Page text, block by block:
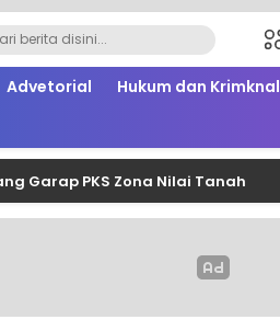
Advetorial Hukum dan Krimknal
PKS Zona Nilai Tanah